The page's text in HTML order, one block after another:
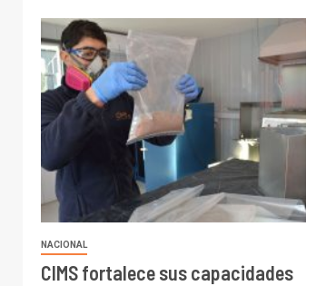
NACIONAL
CIMS fortalece sus capacidades